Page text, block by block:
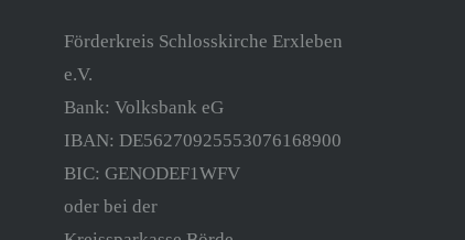
Förderkreis Schlosskirche Erxleben
e.V.
Bank: Volksbank eG
IBAN: DE56270925553076168900
BIC: GENODEF1WFV
oder bei der